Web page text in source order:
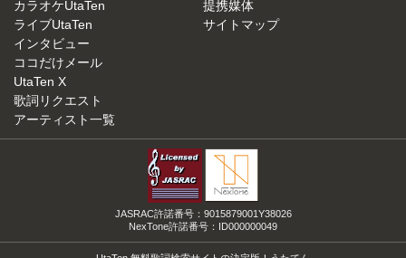
カラオケUtaTen
ライブUtaTen
インタビュー
ココだけメール
UtaTen X
歌詞リクエスト
アーティスト一覧
提携媒体
サイトマップ
JASRAC許諾番号：9015879001Y38026
NexTone許諾番号：ID000000049